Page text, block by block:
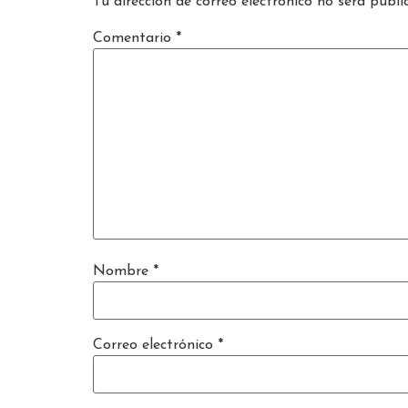
Comentario *
Nombre *
Correo electrónico *